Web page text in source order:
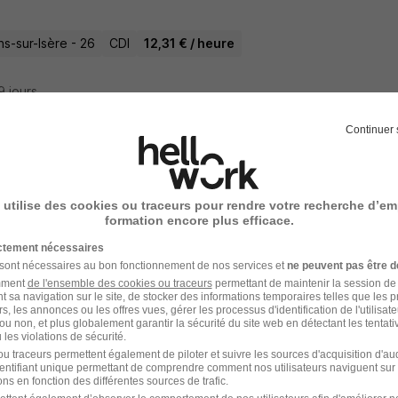
sur-Isère - 26 CDI 12,31 € / heure
jours
en Pharmacie d'Officine Intérim H/
Super recruteur
sur-Isère - 26
jours
Mandataire en Prêts Immobiliers
Continuer
utilise des cookies ou traceurs pour rendre votre recherche
formation encore plus efficace.
nécessaires
nécessaires au bon fonctionnement de nos services et ne peuvent pas être
de l'ensemble des cookies ou traceurspermettant de maintenir la session
sa navigation sur le site, de stocker des informations temporaires telles que les
les annonces ou les offres vues, gérer les processus d'identification de
non, et plus globalement garantir la sécurité du site web en détectant les
violations de sécurité.
traceurs permettent également de piloter et suivre les sources d'acquisition
unique permettant de comprendre comment nos utilisateurs naviguent sur
en fonction des différentes sources de trafic.